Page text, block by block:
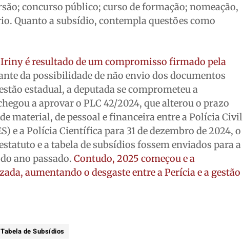
concurso público; curso de formação; nomeação,
Quanto a subsídio, contempla questões como
é resultado de um compromisso firmado pela
da possibilidade de não envio dos documentos
estadual, a deputada se comprometeu a
a aprovar o PLC 42/2024, que alterou o prazo
material, de pessoal e financeira entre a Polícia Civil
e a Polícia Científica para 31 de dezembro de 2024, o
e a tabela de subsídios fossem enviados para a
ano passado.Contudo, 2025 começou e a
aumentando o desgaste entre a Perícia e a gestão
Tabela de Subsídios